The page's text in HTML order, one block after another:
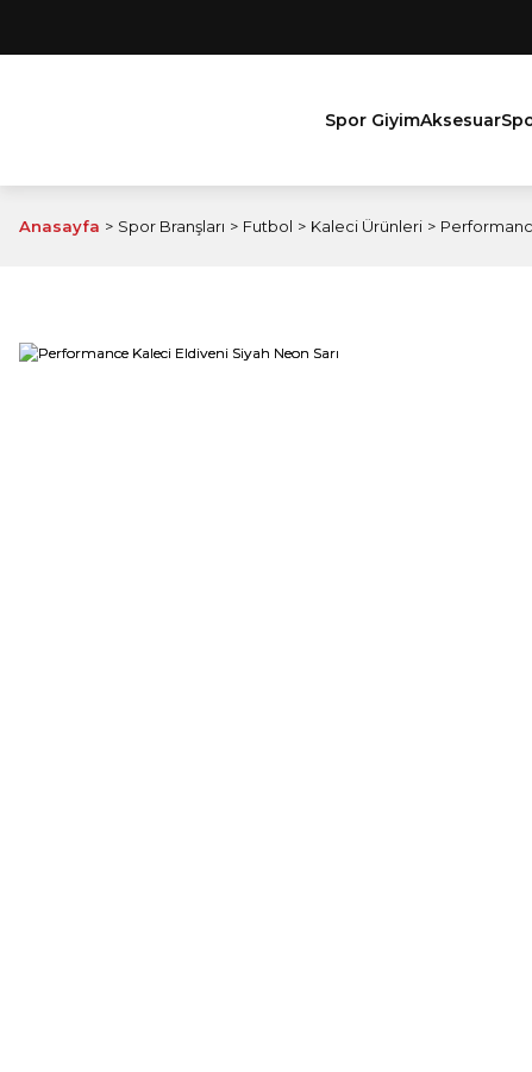
Spor GiyimAksesuar
Anasayfa Spor Branşları Futbol Kaleci Ürünleri